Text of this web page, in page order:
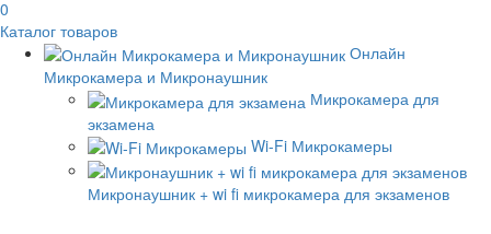
0
Каталог товаров
Онлайн
Микрокамера и Микронаушник
Микрокамера для
экзамена
Wi-Fi Микрокамеры
Микронаушник + wi fi микрокамера для экзаменов